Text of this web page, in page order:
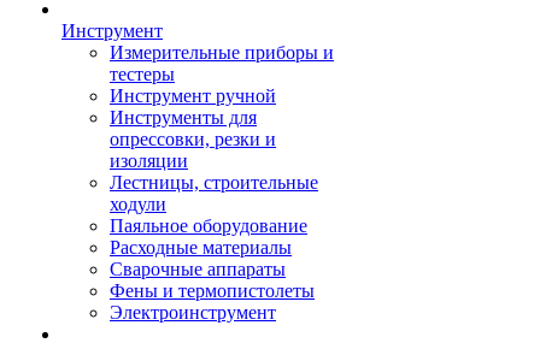
Инструмент
Измерительные приборы и
тестеры
Инструмент ручной
Инструменты для
опрессовки, резки и
изоляции
Лестницы, строительные
ходули
Паяльное оборудование
Расходные материалы
Сварочные аппараты
Фены и термопистолеты
Электроинструмент